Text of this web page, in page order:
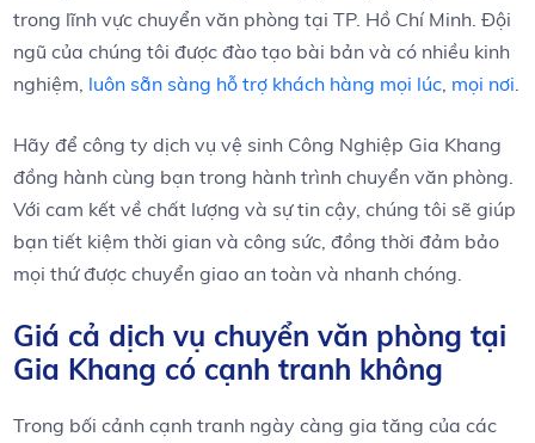
trong lĩnh vực chuyển văn phòng tại TP. Hồ‌ Chí⁤ Minh. Đội
ngũ của chúng tôi được ⁣đào tạo bài bản và có nhiều kinh⁤
nghiệm, luôn sẵn sàng hỗ trợ khách hàng mọi lúc mọi nơi
Hãy⁣ để công ty dịch vụ vệ⁤ sinh Công Nghiệp Gia Khang
đồng hành cùng bạn trong hành trình chuyển văn phòng.
Với cam kết về chất lượng ‌và sự ​tin cậy, chúng tôi sẽ giúp
bạn tiết kiệm thời gian​ và ⁢công sức, đồng‌ thời đảm bảo
mọi⁣ thứ được chuyển giao an toàn và nhanh ⁢chóng.
Giá cả dịch vụ chuyển văn phòng tại
Gia⁢ Khang có cạnh tranh không
Trong bối cảnh cạnh tranh ngày càng ​gia tăng của các ​